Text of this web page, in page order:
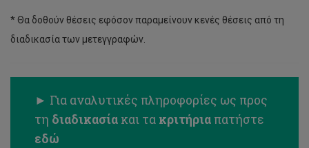
* Θα δοθούν θέσεις εφόσον παραμείνουν κενές θέσεις από τη
διαδικασία των μετεγγραφών.
► Για αναλυτικές πληροφορίες ως προς
τη διαδικασία και τα κριτήρια πατήστε
εδώ